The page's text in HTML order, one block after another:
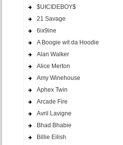
$UICIDEBOY$
21 Savage
6ix9ine
A Boogie wit da Hoodie
Alan Walker
Alice Merton
Amy Winehouse
Aphex Twin
Arcade Fire
Avril Lavigne
Bhad Bhabie
Billie Eilish